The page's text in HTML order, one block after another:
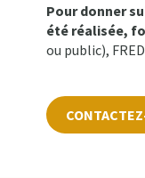
Pour donner
été réalisée,
ou public),